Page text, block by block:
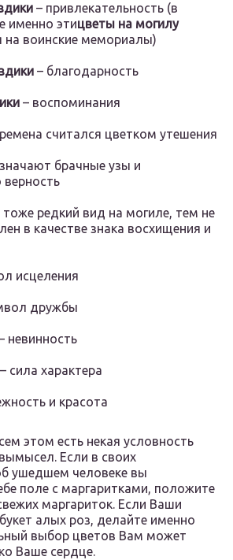
– привлекательность (в
именно этицветы на могилу
на воинские мемориалы)
– благодарность
– воспоминания
считался цветком утешения
брачные узы и
верность
редкий вид на могиле, тем не
в качестве знака восхищения и
исцеления
дружбы
невинность
– сила характера
и красота
этом есть некая условность
Если в своих
ушедшем человеке вы
поле с маргаритками, положите
маргариток. Если Ваши
алых роз, делайте именно
выбор цветов Вам может
Ваше сердце.